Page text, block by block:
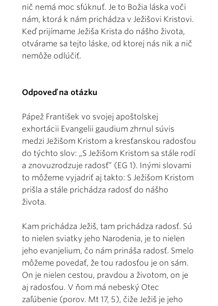
nič nemá moc sfúknuť. Je to Božia láska voči
nám, ktorá k nám prichádza v Ježišovi Kristovi.
Keď prijímame Ježiša Krista do nášho života,
otvárame sa tejto láske, od ktorej nás nik a nič
nemôže odlúčiť.
Odpoveď na otázku
Pápež František vo svojej apoštolskej
exhortácii Evangelii gaudium zhrnul súvis
medzi Ježišom Kristom a kresťanskou radosťou
do týchto slov: „S Ježišom Kristom sa stále rodí
a znovuzrodzuje radosť” (EG 1). Inými slovami
to môžeme vyjadriť aj takto: S Ježišom Kristom
prišla a stále prichádza radosť do nášho
života.
Kam prichádza Ježiš, tam prichádza radosť. Sú
to nielen sviatky jeho Narodenia, je to nielen
jeho evanjelium, čo nám prináša radosť. Smelo
môžeme povedať, že tou radosťou je on sám.
On je nielen cestou, pravdou a životom, on je
aj radosťou. V ňom má nebeský Otec
zaľúbenie (porov. Mt 17, 5), čiže Ježiš je jeho